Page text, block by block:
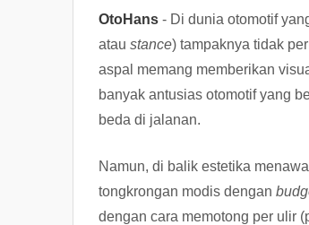
OtoHans - Di dunia otomotif
atau stance) tampaknya tidak
aspal memang memberikan
banyak antusias otomotif yang
beda di jalanan.
Namun, di balik estetika
tongkrongan modis dengan
dengan cara memotong per ulir